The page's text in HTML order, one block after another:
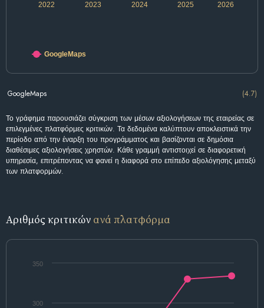
2022 2024 2026
2023 2025
GoogleMaps
GoogleMaps (4.7)
Το γράφημα παρουσιάζει σύγκριση των μέσων αξιολογήσεων της εταιρείας σε
επιλεγμένες πλατφόρμες κριτικών. Τα δεδομένα καλύπτουν αποκλειστικά την
περίοδο από την έναρξη του προγράμματος και βασίζονται σε δημόσια
διαθέσιμες αξιολογήσεις χρηστών. Κάθε γραμμή αντιστοιχεί σε διαφορετική
υπηρεσία, επιτρέποντας να φανεί η διαφορά στο επίπεδο αξιολόγησης μεταξύ
των πλατφορμών.
Αριθμός κριτικών ανά πλατφόρμα
300
350